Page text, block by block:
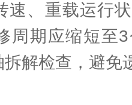
速、重载运行
周期应缩短至
解检查，避免